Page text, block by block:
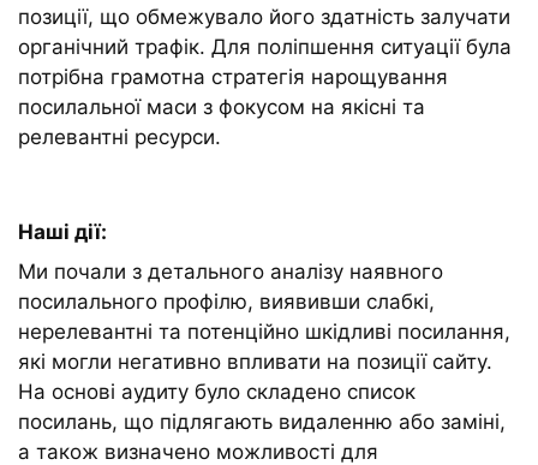
позиції, що обмежувало його здатність залучати
органічний трафік. Для поліпшення ситуації була
потрібна грамотна стратегія нарощування
посилальної маси з фокусом на якісні та
релевантні ресурси.
Наші дії:
Ми почали з детального аналізу наявного
посилального профілю, виявивши слабкі,
нерелевантні та потенційно шкідливі посилання,
які могли негативно впливати на позиції сайту.
На основі аудиту було складено список
посилань, що підлягають видаленню або заміні,
а також визначено можливості для